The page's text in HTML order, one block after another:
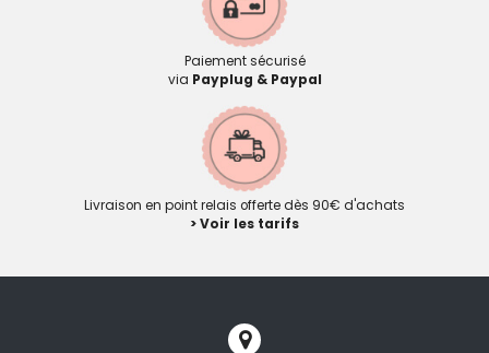
Paiement sécurisé
via Payplug & Paypal
Livraison en point relais offerte dès 90€ d'achats
> Voir les tarifs